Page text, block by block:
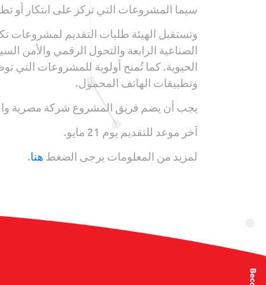
سيما المشروعات التي تركز على ابتكار أو
وتستقبل الهيئة طلبات التقديم لمشروعات
الصناعية الرابعة والتحول الرقمي والأمن
الحيوية. كما تُمنح أولوية للمشروعات التي
وتطبيقات الهاتف المحمول.
يجب أن يضم فريق المشروع شركة مصرية
آخر موعد للتقديم يوم 21 مايو.
لمزيد من المعلومات يرجى الضغط هنا.